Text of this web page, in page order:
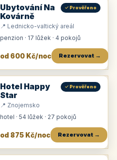
Ubytování Na
Kovárně
✓ Prověřeno
📍 Lednicko-valtický areál
penzion · 17 lůžek · 4 pokojů
od 600 Kč/noc Rezervovat →
Hotel Happy
Star
✓ Prověřeno
📍 Znojemsko
hotel · 54 lůžek · 27 pokojů
od 875 Kč/noc Rezervovat →